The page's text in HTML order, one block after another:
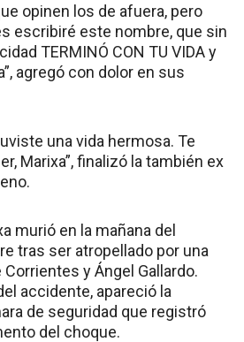
opinen los de afuera, pero
escribiré este nombre, que sin
TERMINÓ CON TU VIDA y
agregó con dolor en sus
una vida hermosa. Te
Marixa”, finalizó la también ex
murió en la mañana del
tras ser atropellado por una
y Ángel Gallardo.
accidente, apareció la
de seguridad que registró
del choque.